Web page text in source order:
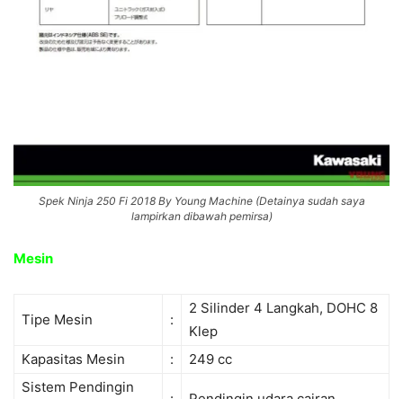
Spek Ninja 250 Fi 2018 By Young Machine (Detainya sudah saya
lampirkan dibawah pemirsa)
Mesin
Tipe Mesin :
2 Silinder 4 Langkah, DOHC 8
Klep
Kapasitas Mesin
:
249 cc
Sistem Pendingin